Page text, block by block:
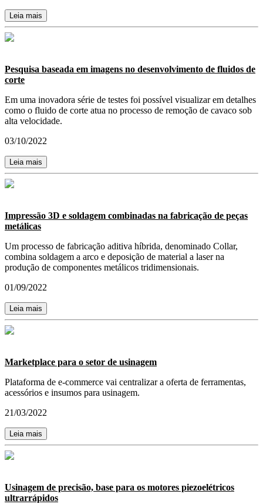
Leia mais
Pesquisa baseada em imagens no desenvolvimento de fluidos de
corte
​​​​​​​Em uma inovadora série de testes foi possível visualizar em detalhes
como o fluido de corte atua no processo de remoção de cavaco sob
alta velocidade.
03/10/2022
Leia mais
Impressão 3D e soldagem combinadas na fabricação de peças
metálicas
Um processo de fabricação aditiva híbrida, denominado Collar,
combina soldagem a arco e deposição de material a laser na
produção de componentes metálicos tridimensionais.
01/09/2022
Leia mais
Marketplace para o setor de usinagem
Plataforma de e-commerce vai centralizar a oferta de ferramentas,
acessórios e insumos para usinagem.
21/03/2022
Leia mais
Usinagem de precisão, base para os motores piezoelétricos
ultrarrápidos